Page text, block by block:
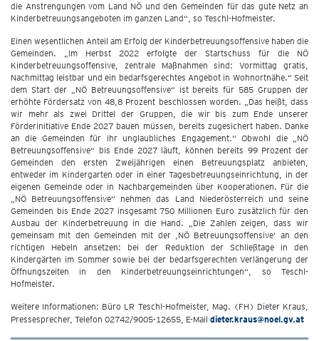
die Anstrengungen vom Land NÖ und den Gemeinden für das gute Netz an
Kinderbetreuungsangeboten im ganzen Land“, so Teschl-Hofmeister.
Einen wesentlichen Anteil am Erfolg der Kinderbetreuungsoffensive haben die
Gemeinden. „Im Herbst 2022 erfolgte der Startschuss für die NÖ
Kinderbetreuungsoffensive, zentrale Maßnahmen sind: Vormittag gratis,
Nachmittag leistbar und ein bedarfsgerechtes Angebot in Wohnortnähe.“ Seit
dem Start der „NÖ Betreuungsoffensive“ ist bereits für 585 Gruppen der
erhöhte Fördersatz von 48,8 Prozent beschlossen worden. „Das heißt, dass
wir mehr als zwei Drittel der Gruppen, die wir bis zum Ende unserer
Förderinitiative Ende 2027 bauen müssen, bereits zugesichert haben. Danke
an die Gemeinden für ihr unglaubliches Engagement.“ Obwohl die „NÖ
Betreuungsoffensive“ bis Ende 2027 läuft, können bereits 99 Prozent der
Gemeinden den ersten Zweijährigen einen Betreuungsplatz anbieten,
entweder im Kindergarten oder in einer Tagesbetreuungseinrichtung, in der
eigenen Gemeinde oder in Nachbargemeinden über Kooperationen. Für die
„NÖ Betreuungsoffensive“ nehmen das Land Niederösterreich und seine
Gemeinden bis Ende 2027 insgesamt 750 Millionen Euro zusätzlich für den
Ausbau der Kinderbetreuung in die Hand. „Die Zahlen zeigen, dass wir
gemeinsam mit den Gemeinden mit der ,NÖ Betreuungsoffensive‘ an den
richtigen Hebeln ansetzen: bei der Reduktion der Schließtage in den
Kindergärten im Sommer sowie bei der bedarfsgerechten Verlängerung der
Öffnungszeiten in den Kinderbetreuungseinrichtungen“, so Teschl-
Hofmeister.
Weitere Informationen: Büro LR Teschl-Hofmeister, Mag. (FH) Dieter Kraus,
Pressesprecher, Telefon 02742/9005-12655, E-Mail dieter.kraus@noel.gv.at